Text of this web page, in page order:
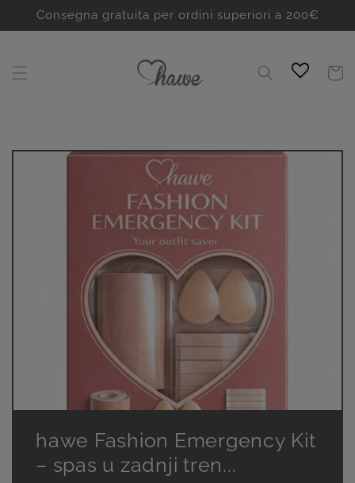
direttamente
ai contenuti
Consegna gratuita per ordini superiori a 200€
Carrello
hawe Fashion Emergency Kit
– spas u zadnji tren...